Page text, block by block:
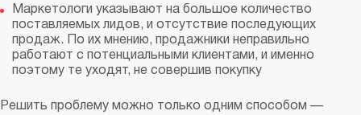
Маркетологи указывают на большое количество
поставляемых лидов, и отсутствие последующих
продаж. По их мнению, продажники неправильно
работают с потенциальными клиентами, и именно
поэтому те уходят, не совершив покупку
Решить проблему можно только одним способом —